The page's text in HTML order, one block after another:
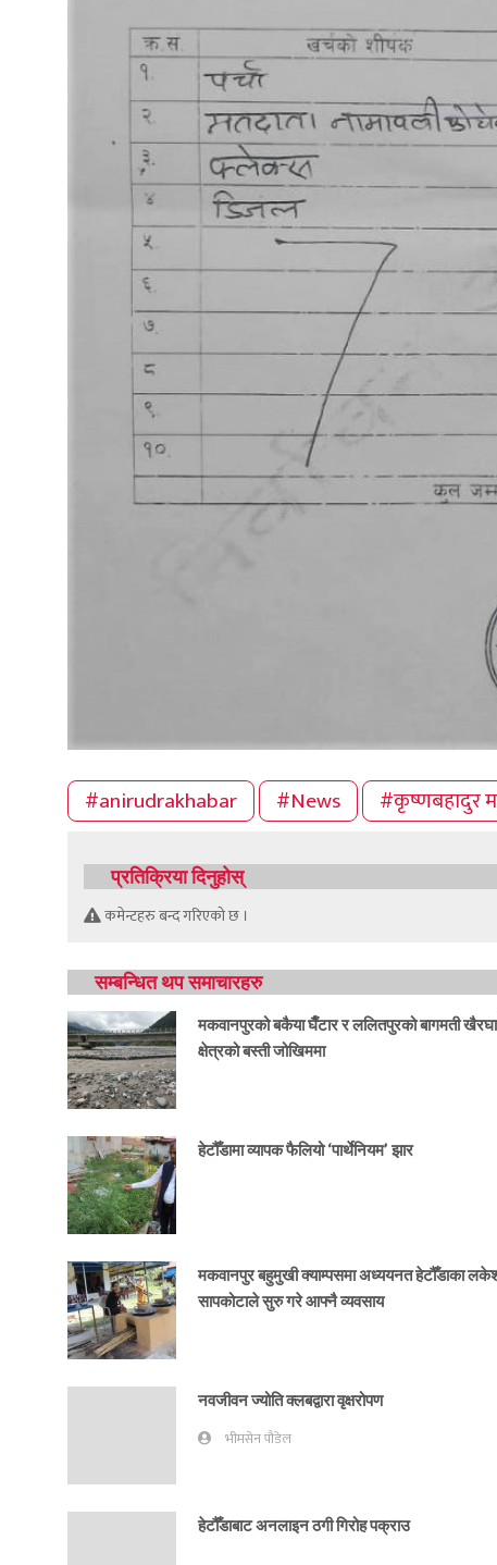
#anirudrakhabar #News #कृष्णबहादुर
प्रतिक्रिया दिनुहोस्
कमेन्टहरु बन्द गरिएको छ ।
सम्बन्धित थप समाचारहरु
मकवानपुरको बकैया घैँटार र ललितपुरको बागमती
क्षेत्रको बस्ती जोखिममा
हेटौँडामा व्यापक फैलियो ‘पार्थेनियम’ झार
मकवानपुर बहुमुखी क्याम्पसमा अध्ययनत हेटौँडाका
सापकोटाले सुरु गरे आफ्नै व्यवसाय
नवजीवन ज्योति क्लबद्वारा वृक्षरोपण
भीमसेन पौडेल
हेटौँडाबाट अनलाइन ठगी गिरोह पक्राउ